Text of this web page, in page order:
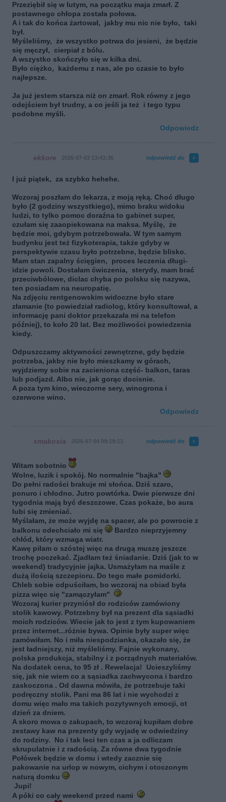
Przeziębił się w lutym, na początku maja zmarł. Z
postawnego chłopa została połowa.
A i tak do końca żartował, jakby mu nic nie było, taki
był.
Myśleliśmy, że wszystko potrwa do jesieni, że będzie
się męczył, cierpiał z bólu.
A wszystko skończyło się w kilka dni.
Było ciężko, każdemu z nas, ale po czasie to było
najlepsze.
Ja już jestem starsza niż on zmarł. Rok równy z jego
odejściem był trudny, a co jeśli ja też i tego typu
podobne myśli.
Odpowiedz
ekkore 2026-07-03 13:43:36 odpowiedź do
I już piątek, za szybko hehehe.
Wczoraj poszłam do lekarza, z moją ręką. Choć długo
było (2 godziny wszystkiego), mimo braku widoku
ludzi, to tylko pomoc doraźna to gabinet super,
czułam się zaaopiekowana na maksa. Myślę, że
będzie moi, gdybym potrzebowała. W tym samym
budynku jest też fizykoterapia, także gdyby w
perspektywie czasu było potrzebne, będzie blisko.
Mam stan zapalny ścięgien, proces leczenia długi-
idzie powoli. Dostałam ćwiczenia, sterydy, mam brać
przeciwbólowe, diclac chyba po polsku się nazywa,
ten posiadam na neuropatię.
Na zdjęciu rentgenowskim widoczne było stare
złamanie (to powiedział radiolog, który konsultował, a
informację pani doktor przekazała mi na telefon
później), to koło 20 lat. Bez możliwości powiedzenia
kiedy.
Odpuszczamy aktywności zewnętrzne, gdy będzie
potrzeba, jakby nie było mieszkamy w górach,
wyjdziemy sobie na zacieniona część- balkon, taras
lub podjazd. Albo nie, jak gorąc docisnie.
A poza tym kino, wieczorne sery, winogrona i
czerwone wino.
Odpowiedz
smakosia 2026-07-04 09:19:13 odpowiedź do
Witam sobotnio
Wolne, luzik i spokój. No normalnie "bajka"
Do pełni radości brakuje mi słońca. Dziś szaro,
ponuro i chłodno. Jutro powtórka. Dwie pierwsze dni
tygodnia mają być deszczowe. Czas pokaże, bo aura
lubi się zmieniać.
Myślałam, że może wyjdę na spacer, ale po powrocie z
balkonu odechciało mi się
Bardzo nieprzyjemny
chłód, który wzmaga wiatr.
Kawę piłam o szóstej więc na drugą muszę jeszcze
trochę poczekać. Zjadłam też śniadanie. Dziś (jak to w
weekend) tradycyjnie jajka. Usmażyłam na maśle z
dużą ilością szczepioru. Do tego małe pomidorki.
Chleb sobie odpuściłam, bo wczoraj na obiad była
pizza więc się "zamączyłam"
Wczoraj kurier przyniósł do rodziców zamówiony
stolik kawowy. Potrzebny był na prezent dla sąsiadki
moich rodziców. Wiecie jak to jest z tym kupowaniem
przez internet...różnie bywa. Opinie były super więc
zamówiłam. No i miła niespodzianka, okazało się, że
jest ładniejszy, niż myśleliśmy. Fajnie wykonany,
polska produkcja, stabilny i z porządnych materiałów.
Na dodatek cena, to 95 zł . Rewelacja! Ucieszyliśmy
się, jak nie wiem co a sąsiadka zachwycona i bardzo
zaskoczona . Od dawna mówiła, że potrzebuje taki
podręczny stolik. Pani ma 86 lat i nie wychodzi z
domu więc mało ma takich pozytywnych emocji, ot
dzień za dniem.
A skoro mowa o zakupach, to wczoraj kupiłam dobre
zestawy kaw na prezenty gdy wyjadę w odwiedziny
do rodziny. No i tak leci ten czas a ja odliczam
skrupulatnie i z radością. Za równe dwa tygodnie
Połówek będzie w domu i wtedy zacznie się
pakowanie na urlop w nowym, cichym i otoczonym
naturą domku
Jupi!
A póki co cały weekend przed nami